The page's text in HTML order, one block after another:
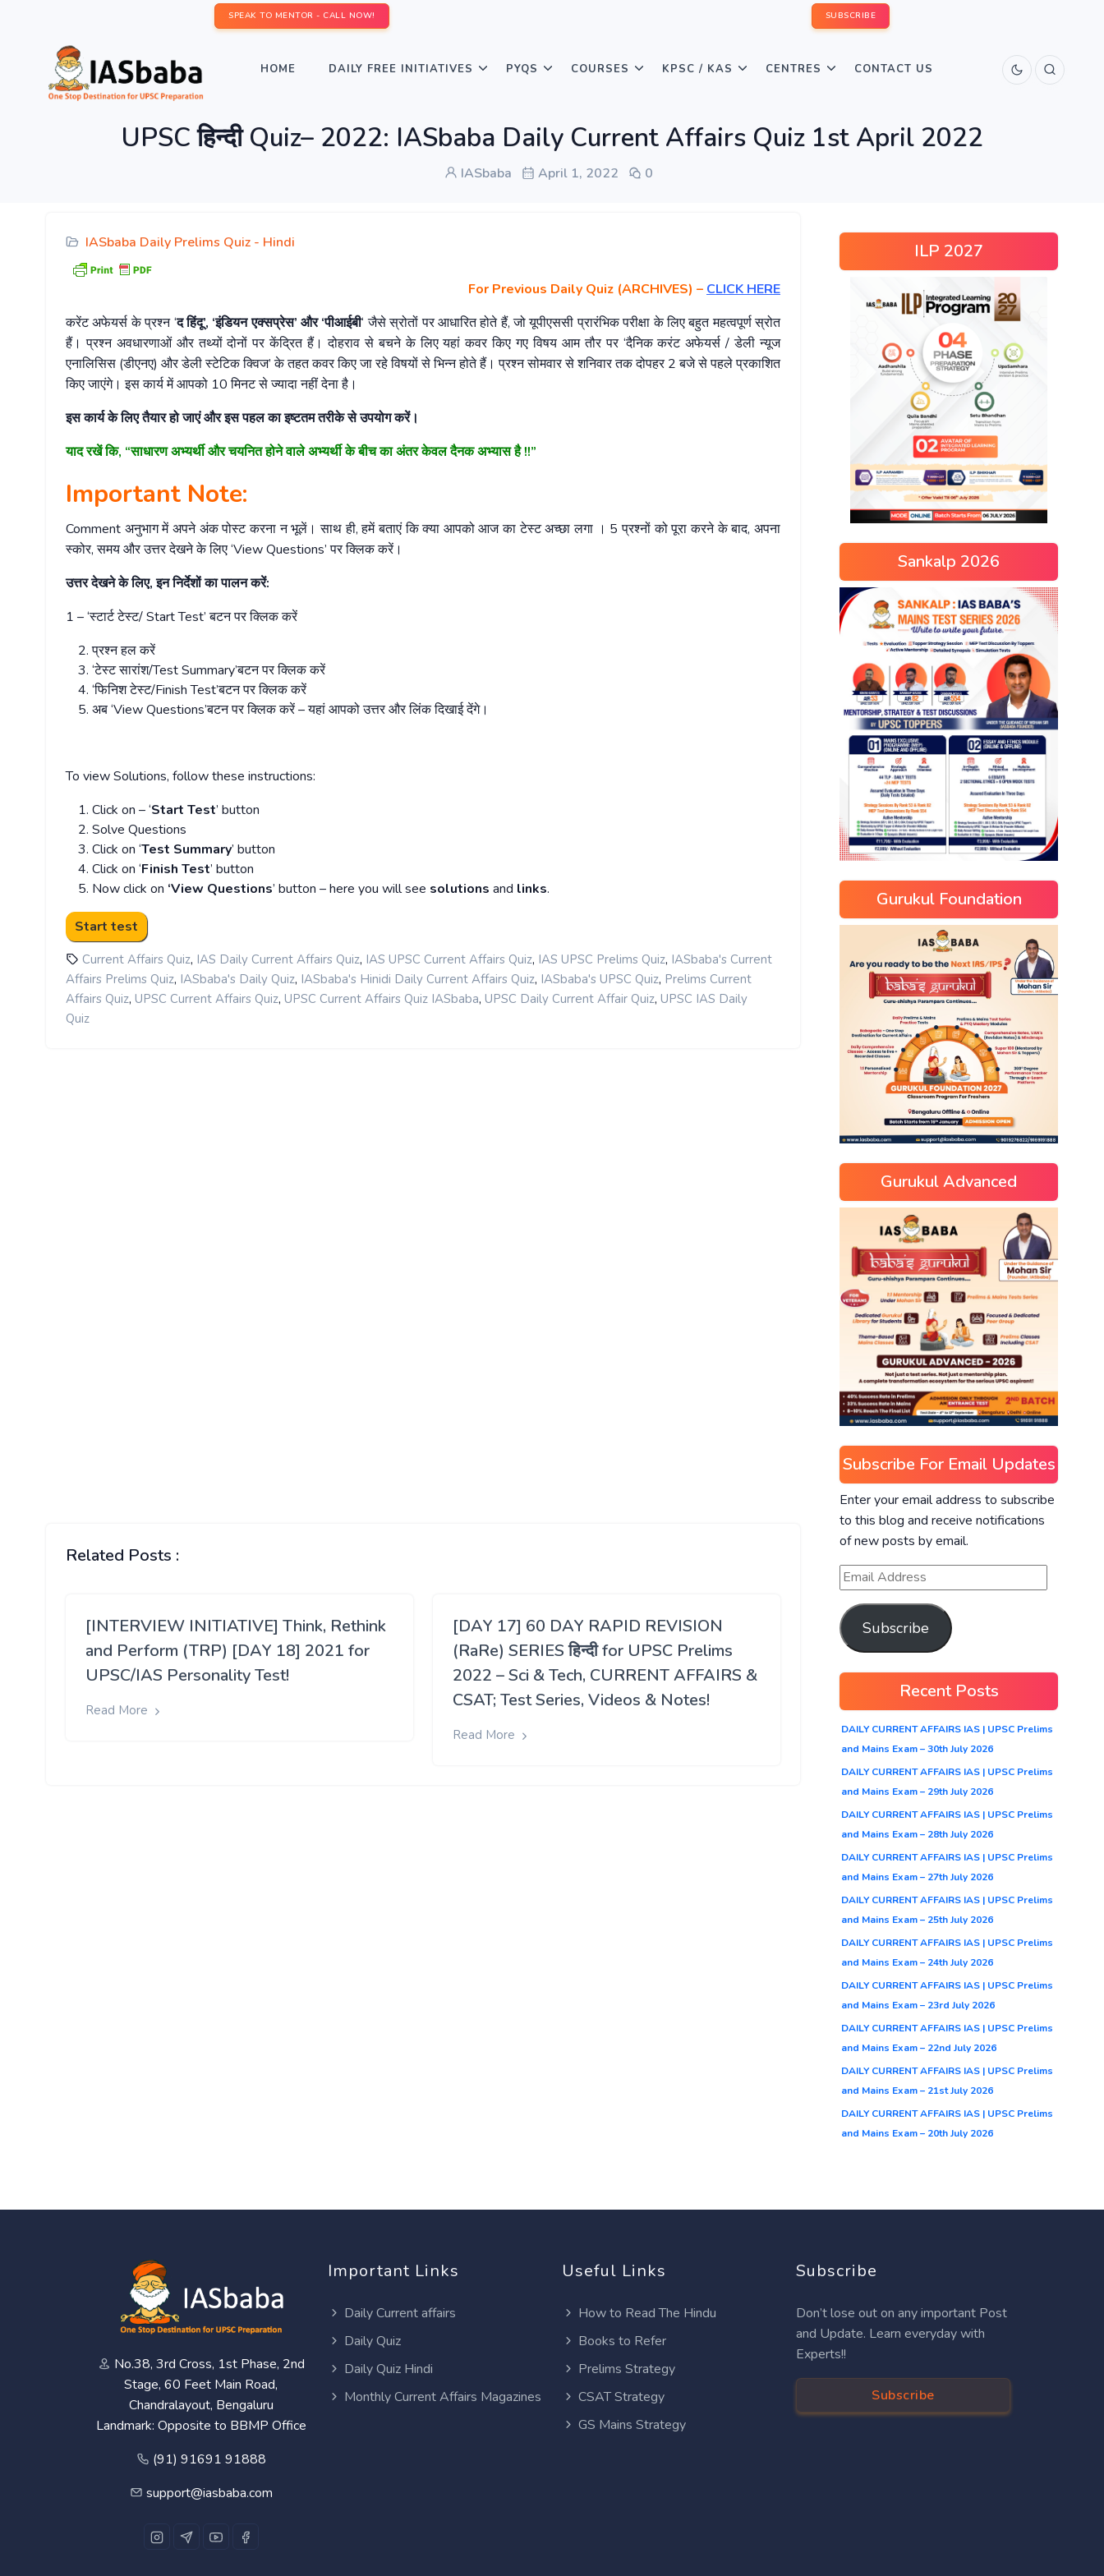
SPEAK TO MENTOR - CALL NOW! SUBSCRIBE
HOME DAILY FREE INITIATIVES PYQS COURSES KPSC / KAS CENTRES CONTACT US
UPSC हिन्दी Quiz– 2022: IASbaba Daily Current Affairs Quiz 1st April 2022
IASbaba April 1, 2022 0
IASbaba Daily Prelims Quiz - Hindi
For Previous Daily Quiz (ARCHIVES) – CLICK HERE
करेंट अफेयर्स के प्रश्न ‘द हिंदू’, ‘इंडियन एक्सप्रेस’ और ‘पीआईबी‘ जैसे स्रोतों पर आधारित होते हैं, जो यूपीएससी प्रारंभिक परीक्षा के लिए बहुत महत्वपूर्ण स्रोत
हैं। प्रश्न अवधारणाओं और तथ्यों दोनों पर केंद्रित हैं। दोहराव से बचने के लिए यहां कवर किए गए विषय आम तौर पर ‘दैनिक करंट अफेयर्स / डेली न्यूज
एनालिसिस (डीएनए) और डेली स्टेटिक क्विज’ के तहत कवर किए जा रहे विषयों से भिन्न होते हैं। प्रश्न सोमवार से शनिवार तक दोपहर 2 बजे से पहले प्रकाशित
किए जाएंगे। इस कार्य में आपको 10 मिनट से ज्यादा नहीं देना है।
इस कार्य के लिए तैयार हो जाएं और इस पहल का इष्टतम तरीके से उपयोग करें।
याद रखें कि, “साधारण अभ्यर्थी और चयनित होने वाले अभ्यर्थी के बीच का अंतर केवल दैनक अभ्यास है !!”
Important Note:
Comment अनुभाग में अपने अंक पोस्ट करना न भूलें। साथ ही, हमें बताएं कि क्या आपको आज का टेस्ट अच्छा लगा । 5 प्रश्नों को पूरा करने के बाद, अपना
स्कोर, समय और उत्तर देखने के लिए ‘View Questions’ पर क्लिक करें।
उत्तर देखने के लिए, इन निर्देशों का पालन करें:
1 – ‘स्टार्ट टेस्ट/ Start Test’ बटन पर क्लिक करें
प्रश्न हल करें
‘टेस्ट सारांश/Test Summary’बटन पर क्लिक करें
‘फिनिश टेस्ट/Finish Test’बटन पर क्लिक करें
अब ‘View Questions’बटन पर क्लिक करें – यहां आपको उत्तर और लिंक दिखाई देंगे।
To view Solutions, follow these instructions:
Click on – ‘Start Test’ button
Solve Questions
Click on ‘Test Summary’ button
Click on ‘Finish Test’ button
Now click on ‘View Questions’ button – here you will see solutions and links.
Current Affairs Quiz, IAS Daily Current Affairs Quiz, IAS UPSC Current Affairs Quiz, IAS UPSC Prelims Quiz, IASbaba's Current
Affairs Prelims Quiz, IASbaba's Daily Quiz, IASbaba's Hinidi Daily Current Affairs Quiz, IASbaba's UPSC Quiz, Prelims Current
Affairs Quiz, UPSC Current Affairs Quiz, UPSC Current Affairs Quiz IASbaba, UPSC Daily Current Affair Quiz, UPSC IAS Daily
Quiz
Related Posts :
[INTERVIEW INITIATIVE] Think, Rethink
and Perform (TRP) [DAY 18] 2021 for
UPSC/IAS Personality Test!
Read More
[DAY 17] 60 DAY RAPID REVISION
(RaRe) SERIES हिन्दी for UPSC Prelims
2022 – Sci & Tech, CURRENT AFFAIRS &
CSAT; Test Series, Videos & Notes!
Read More
ILP 2027
Sankalp 2026
Gurukul Foundation
Gurukul Advanced
Subscribe For Email Updates
Enter your email address to subscribe
to this blog and receive notifications
of new posts by email.
Subscribe
Recent Posts
DAILY CURRENT AFFAIRS IAS | UPSC Prelims
and Mains Exam – 30th July 2026
DAILY CURRENT AFFAIRS IAS | UPSC Prelims
and Mains Exam – 29th July 2026
DAILY CURRENT AFFAIRS IAS | UPSC Prelims
and Mains Exam – 28th July 2026
DAILY CURRENT AFFAIRS IAS | UPSC Prelims
and Mains Exam – 27th July 2026
DAILY CURRENT AFFAIRS IAS | UPSC Prelims
and Mains Exam – 25th July 2026
DAILY CURRENT AFFAIRS IAS | UPSC Prelims
and Mains Exam – 24th July 2026
DAILY CURRENT AFFAIRS IAS | UPSC Prelims
and Mains Exam – 23rd July 2026
DAILY CURRENT AFFAIRS IAS | UPSC Prelims
and Mains Exam – 22nd July 2026
DAILY CURRENT AFFAIRS IAS | UPSC Prelims
and Mains Exam – 21st July 2026
DAILY CURRENT AFFAIRS IAS | UPSC Prelims
and Mains Exam – 20th July 2026
No.38, 3rd Cross, 1st Phase, 2nd
Stage, 60 Feet Main Road,
Chandralayout, Bengaluru
Landmark: Opposite to BBMP Office
(91) 91691 91888
support@iasbaba.com
Important Links
Daily Current affairs
Daily Quiz
Daily Quiz Hindi
Monthly Current Affairs Magazines
Useful Links
How to Read The Hindu
Books to Refer
Prelims Strategy
CSAT Strategy
GS Mains Strategy
Subscribe
Don’t lose out on any important Post
and Update. Learn everyday with
Experts!!
Subscribe